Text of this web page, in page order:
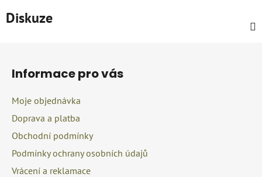
Diskuze
Informace pro vás
Moje objednávka
Doprava a platba
Obchodní podmínky
Podmínky ochrany osobních údajů
Vrácení a reklamace